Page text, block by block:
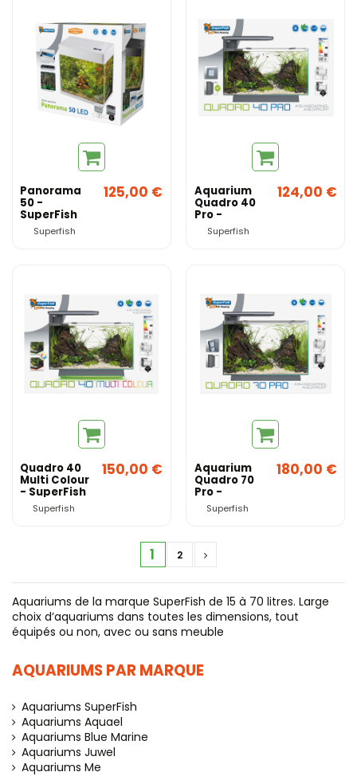
Panorama
50 -
SuperFish
Superfish
125,00 € Aquarium
Quadro 40
Pro -
SuperFish
Superfish
124,00 €
Quadro 40
Multi Colour
- SuperFish
Superfish
150,00 € Aquarium
Quadro 70
Pro -
SuperFish
Superfish
180,00 €
1 2
Aquariums de la marque SuperFish de 15 à 70 litres. Large
choix d’aquariums dans toutes les dimensions, tout
équipés ou non, avec ou sans meuble
AQUARIUMS PAR MARQUE
Aquariums SuperFish
Aquariums Aquael
Aquariums Blue Marine
Aquariums Juwel
Aquariums Me